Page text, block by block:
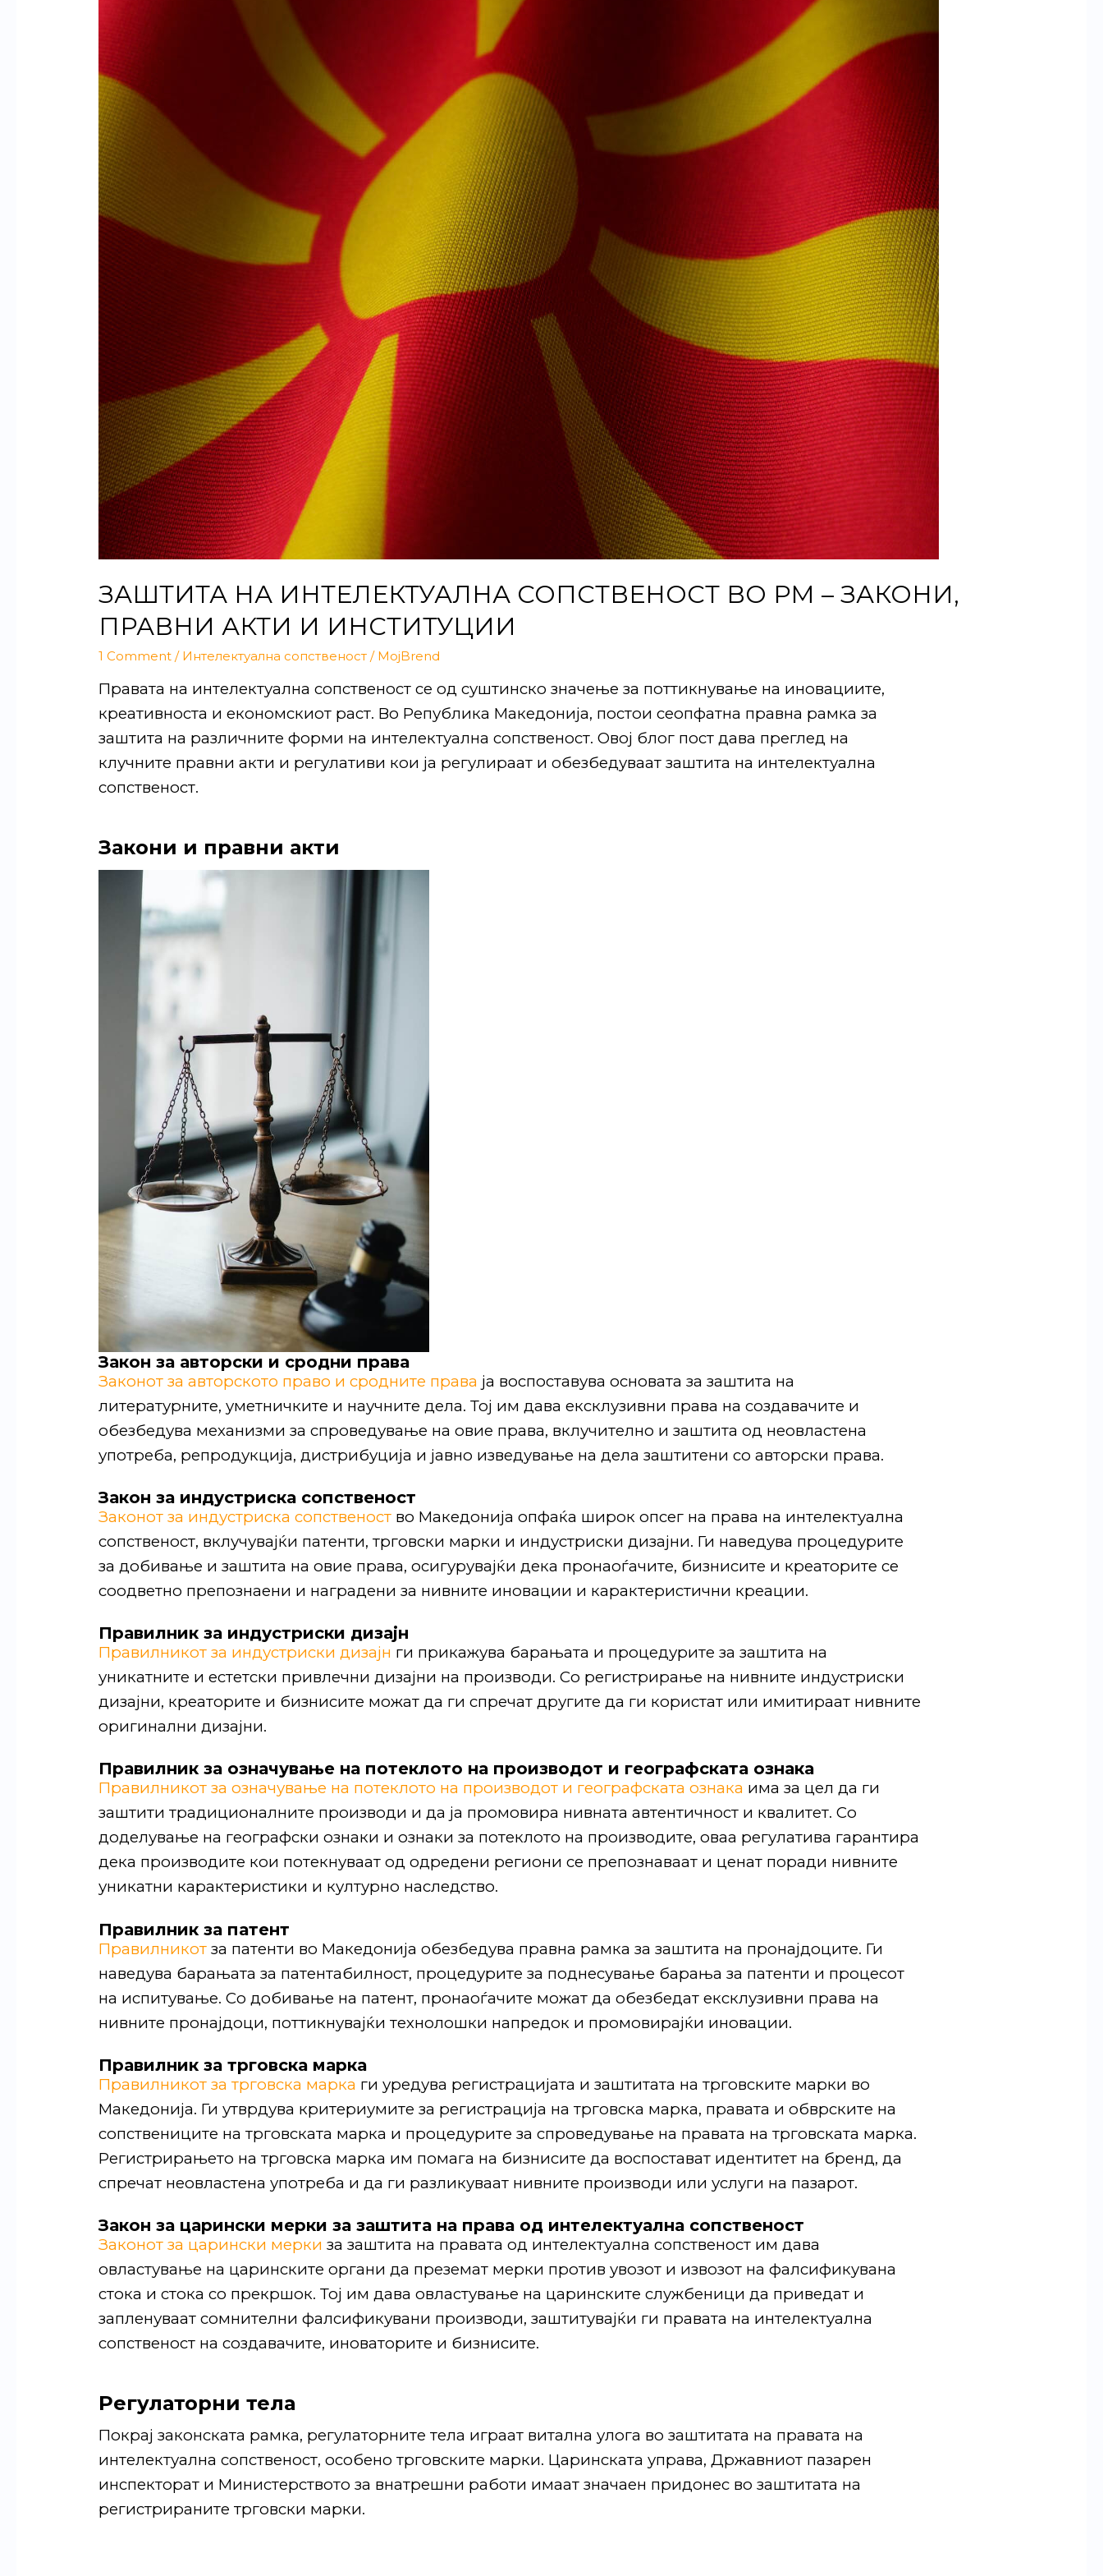
ЗАШТИТА НА ИНТЕЛЕКТУАЛНА СОПСТВЕНОСТ ВО РМ – ЗАКОНИ,
ПРАВНИ АКТИ И ИНСТИТУЦИИ
1 Comment / Интелектуална сопственост / MojBrend
Правата на интелектуална сопственост се од суштинско значење за поттикнување на иновациите,
креативноста и економскиот раст. Во Република Македонија, постои сеопфатна правна рамка за
заштита на различните форми на интелектуална сопственост. Овој блог пост дава преглед на
клучните правни акти и регулативи кои ја регулираат и обезбедуваат заштита на интелектуална
сопственост.
Закони и правни акти
Закон за авторски и сродни права
Законот за авторското право и сродните права ја воспоставува основата за заштита на
литературните, уметничките и научните дела. Тој им дава ексклузивни права на создавачите и
обезбедува механизми за спроведување на овие права, вклучително и заштита од неовластена
употреба, репродукција, дистрибуција и јавно изведување на дела заштитени со авторски права.
Закон за индустриска сопственост
Законот за индустриска сопственост во Македонија опфаќа широк опсег на права на интелектуална
сопственост, вклучувајќи патенти, трговски марки и индустриски дизајни. Ги наведува процедурите
за добивање и заштита на овие права, осигурувајќи дека пронаоѓачите, бизнисите и креаторите се
соодветно препознаени и наградени за нивните иновации и карактеристични креации.
Правилник за индустриски дизајн
Правилникот за индустриски дизајн ги прикажува барањата и процедурите за заштита на
уникатните и естетски привлечни дизајни на производи. Со регистрирање на нивните индустриски
дизајни, креаторите и бизнисите можат да ги спречат другите да ги користат или имитираат нивните
оригинални дизајни.
Правилник за означување на потеклото на производот и географската ознака
Правилникот за означување на потеклото на производот и географската ознака има за цел да ги
заштити традиционалните производи и да ја промовира нивната автентичност и квалитет. Со
доделување на географски ознаки и ознаки за потеклото на производите, оваа регулатива гарантира
дека производите кои потекнуваат од одредени региони се препознаваат и ценат поради нивните
уникатни карактеристики и културно наследство.
Правилник за патент
Правилникот за патенти во Македонија обезбедува правна рамка за заштита на пронајдоците. Ги
наведува барањата за патентабилност, процедурите за поднесување барања за патенти и процесот
на испитување. Со добивање на патент, пронаоѓачите можат да обезбедат ексклузивни права на
нивните пронајдоци, поттикнувајќи технолошки напредок и промовирајќи иновации.
Правилник за трговска марка
Правилникот за трговска марка ги уредува регистрацијата и заштитата на трговските марки во
Македонија. Ги утврдува критериумите за регистрација на трговска марка, правата и обврските на
сопствениците на трговската марка и процедурите за спроведување на правата на трговската марка.
Регистрирањето на трговска марка им помага на бизнисите да воспостават идентитет на бренд, да
спречат неовластена употреба и да ги разликуваат нивните производи или услуги на пазарот.
Закон за царински мерки за заштита на права од интелектуална сопственост
Законот за царински мерки за заштита на правата од интелектуална сопственост им дава
овластување на царинските органи да преземат мерки против увозот и извозот на фалсификувана
стока и стока со прекршок. Тој им дава овластување на царинските службеници да приведат и
запленуваат сомнителни фалсификувани производи, заштитувајќи ги правата на интелектуална
сопственост на создавачите, иноваторите и бизнисите.
Регулаторни тела
Покрај законската рамка, регулаторните тела играат витална улога во заштитата на правата на
интелектуална сопственост, особено трговските марки. Царинската управа, Државниот пазарен
инспекторат и Министерството за внатрешни работи имаат значаен придонес во заштитата на
регистрираните трговски марки.
ЗАКОНИ,
ПРАВНИ
АКТИ
И
ИНСТИТУЦИИ